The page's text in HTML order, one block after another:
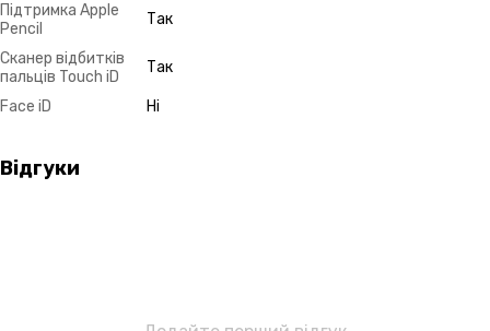
Підтримка Apple
Pencil
Так
Сканер відбитків
пальців Touch iD
Так
Face iD Ні
Відгуки